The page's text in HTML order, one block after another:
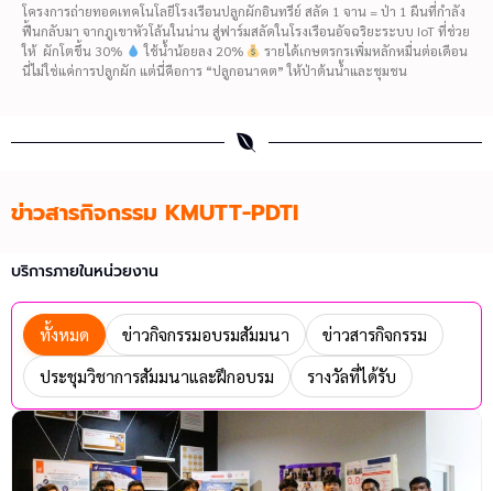
โครงการถ่ายทอดเทคโนโลยีโรงเรือนปลูกผักอินทรีย์ สลัด 1 จาน = ป่า 1 ผืนที่กำลัง
ฟื้นกลับมา จากภูเขาหัวโล้นในน่าน สู่ฟาร์มสลัดในโรงเรือนอัจฉริยะระบบ IoT ที่ช่วย
ให้ ผักโตขึ้น 30%
ใช้น้ำน้อยลง 20%
รายได้เกษตรกรเพิ่มหลักหมื่นต่อเดือน
นี่ไม่ใช่แค่การปลูกผัก แต่นี่คือการ “ปลูกอนาคต” ให้ป่าต้นน้ำและชุมชน
ข่าวสารกิจกรรม KMUTT-PDTI
บริการภายในหน่วยงาน
ทั้งหมด ข่าวกิจกรรมอบรมสัมมนา
ข่าวสารกิจกรรม
ประชุมวิชาการสัมมนาและฝึกอบรม
รางวัลที่ได้รับ